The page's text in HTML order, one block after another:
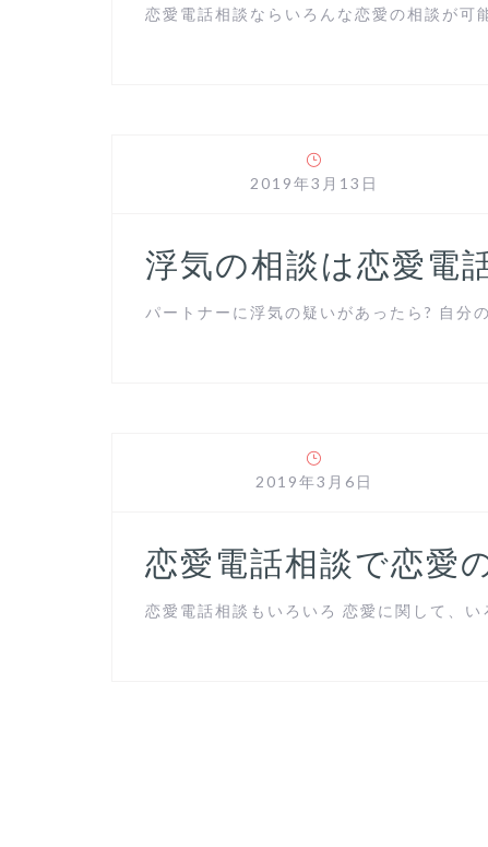
恋愛電話相談ならいろんな恋愛の相談が可
2019年3月13日
浮気の相談は恋愛電
パートナーに浮気の疑いがあったら? 自分
2019年3月6日
恋愛電話相談で恋愛
恋愛電話相談もいろいろ 恋愛に関して、